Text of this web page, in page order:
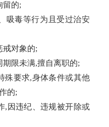
留的;
吸毒等行为且受过治安
戒对象的;
限未满,擅自离职的;
殊要求,身体条件或其他
的;
,因违纪、违规被开除或